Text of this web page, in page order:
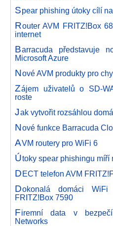
Spear phishing útoky cílí
Router AVM FRITZ!Box
internet
Barracuda představuje
Microsoft Azure
Nové AVM produkty pro
Zájem uživatelů o SD-
roste
Jak vytvořit rozsáhlou
Nové funkce Barracuda
AVM routery pro WiFi 6
Útoky spear phishingu míří
DECT telefon AVM
Dokonalá domáci
FRITZ!Box 7590
Firemní data v
Networks